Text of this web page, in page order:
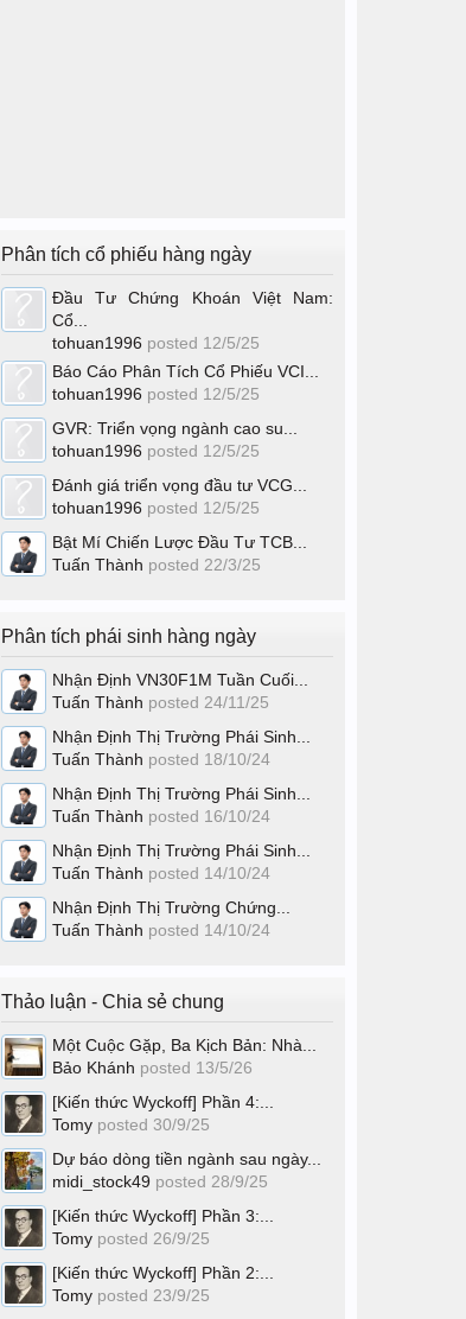
Phân tích cổ phiếu hàng ngày
Đầu Tư Chứng Khoán Việt Nam:
Cổ...
tohuan1996 posted 12/5/25
Báo Cáo Phân Tích Cổ Phiếu VCI...
tohuan1996 posted 12/5/25
GVR: Triển vọng ngành cao su...
tohuan1996 posted 12/5/25
Đánh giá triển vọng đầu tư VCG...
tohuan1996 posted 12/5/25
Bật Mí Chiến Lược Đầu Tư TCB...
Tuấn Thành posted 22/3/25
Phân tích phái sinh hàng ngày
Nhận Định VN30F1M Tuần Cuối...
Tuấn Thành posted 24/11/25
Nhận Định Thị Trường Phái Sinh...
Tuấn Thành posted 18/10/24
Nhận Định Thị Trường Phái Sinh...
Tuấn Thành posted 16/10/24
Nhận Định Thị Trường Phái Sinh...
Tuấn Thành posted 14/10/24
Nhận Định Thị Trường Chứng...
Tuấn Thành posted 14/10/24
Thảo luận - Chia sẻ chung
Một Cuộc Gặp, Ba Kịch Bản: Nhà...
Bảo Khánh posted 13/5/26
[Kiến thức Wyckoff] Phần 4:...
Tomy posted 30/9/25
Dự báo dòng tiền ngành sau ngày...
midi_stock49 posted 28/9/25
[Kiến thức Wyckoff] Phần 3:...
Tomy posted 26/9/25
[Kiến thức Wyckoff] Phần 2:...
Tomy posted 23/9/25